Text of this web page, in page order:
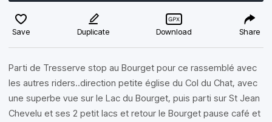
Save Duplicate Download Share
Parti de Tresserve stop au Bourget pour ce rassemblé avec
les autres riders..direction petite église du Col du Chat, avec
une superbe vue sur le Lac du Bourget, puis parti sur St Jean
Chevelu et ses 2 petit lacs et retour le Bourget pause café et